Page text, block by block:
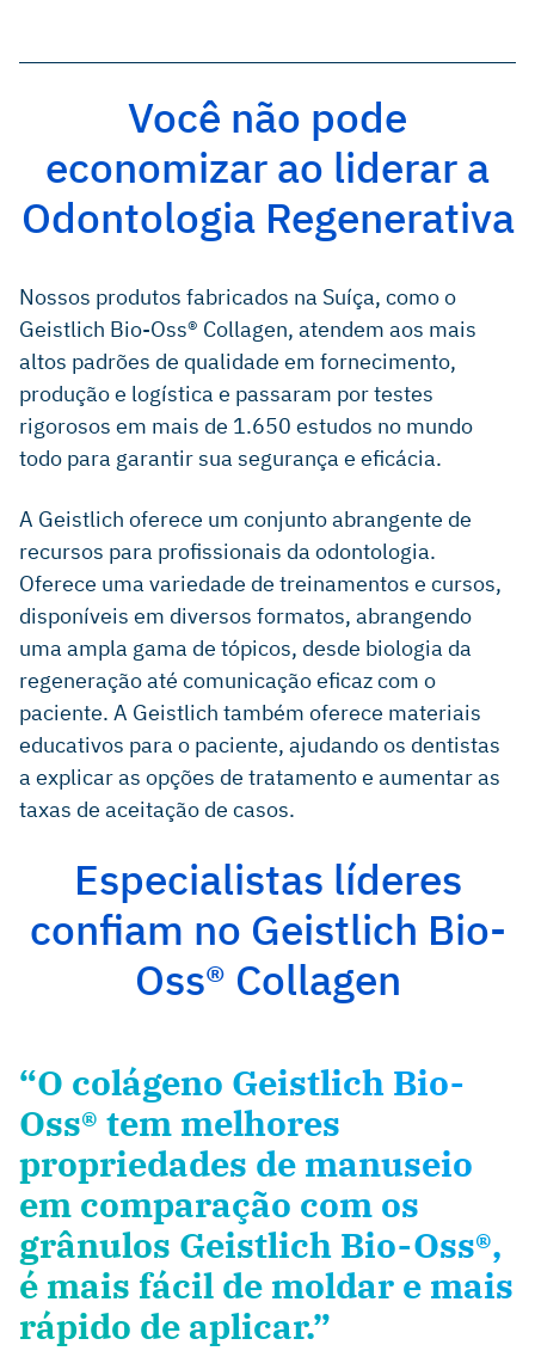
Você não pode
economizar ao liderar a
Odontologia Regenerativa
Nossos produtos fabricados na Suíça, como o
Geistlich Bio-Oss® Collagen, atendem aos mais
altos padrões de qualidade em fornecimento,
produção e logística e passaram por testes
rigorosos em mais de 1.650 estudos no mundo
todo para garantir sua segurança e eficácia.
A Geistlich oferece um conjunto abrangente de
recursos para profissionais da odontologia.
Oferece uma variedade de treinamentos e cursos,
disponíveis em diversos formatos, abrangendo
uma ampla gama de tópicos, desde biologia da
regeneração até comunicação eficaz com o
paciente. A Geistlich também oferece materiais
educativos para o paciente, ajudando os dentistas
a explicar as opções de tratamento e aumentar as
taxas de aceitação de casos.
Especialistas líderes
confiam no Geistlich Bio-
Oss® Collagen
“O colágeno Geistlich Bio-
Oss® tem melhores
propriedades de manuseio
em comparação com os
grânulos Geistlich Bio-Oss®,
é mais fácil de moldar e mais
rápido de aplicar.”